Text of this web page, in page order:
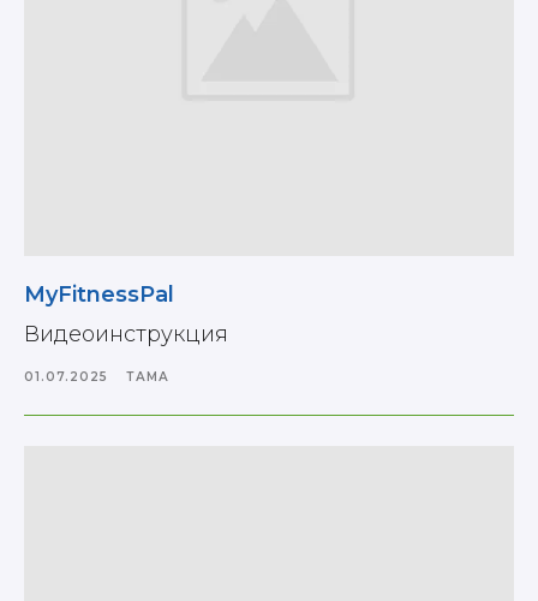
MyFitnessPal
Видеоинструкция
01.07.2025 ТАМАҚ